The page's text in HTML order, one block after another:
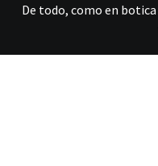
De todo, como en botica